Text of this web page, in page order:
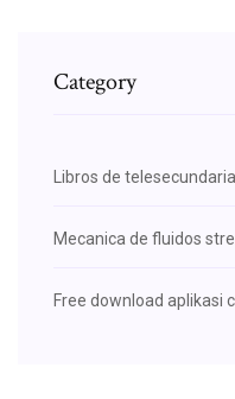
Category
Libros de
Mecanica de fluidos
Free download aplikasi